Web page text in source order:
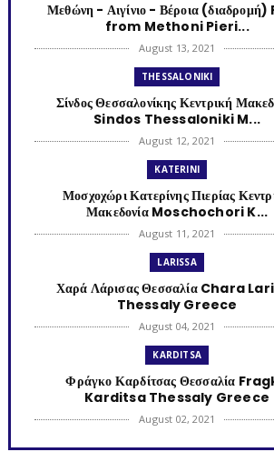
Μεθώνη - Αιγίνιο - Βέροια
from Methoni Pieri...
August 13, 2021
THESSALONIKI
Σίνδος Θεσσαλονίκης Κεντρική
Sindos Thessaloniki M...
August 12, 2021
KATERINI
Μοσχοχώρι Κατερίνης Πιερίας
Μακεδονία Moschochori K...
August 11, 2021
LARISSA
Χαρά Λάρισας Θεσσαλία Chara
Thessaly Greece
August 04, 2021
KARDITSA
Φράγκο Καρδίτσας Θεσσαλία
Karditsa Thessaly Greece
August 02, 2021
KATERINI